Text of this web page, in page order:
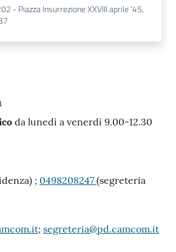
- Piazza Insurrezione XXVIII aprile '45,
da lunedì a venerdì 9.00-12.30
; 0498208247 (segreteria
; segreteria@pd.camcom.it